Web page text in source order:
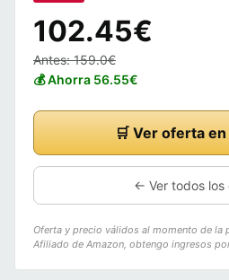
102.45€
Antes: 159.0€
💰 Ahorra 56.55€
🛒 Ver oferta
← Ver todos los
Oferta y precio válidos al momento de la
Afiliado de Amazon, obtengo ingresos